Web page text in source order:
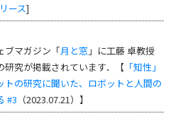
ース]
ブマガジン「月と窓 」に工藤 卓教授
研究が掲載されています．【 「知性」
トの研究に聞いた、ロボットと人間の
#3 （2023.07.21）】